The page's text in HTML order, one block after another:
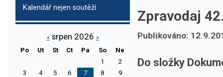
Kalendář nejen soutěží
«srpen 2026 »
Po
Ut St Ct Pa So
Ne
1
2
3
4 5 6 7 8
9
Zpravodaj
Publikováno:
Do složky